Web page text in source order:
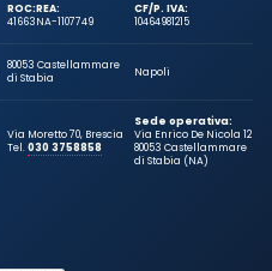
ROC:
41663
REA:
NA-1107749
CF/P. IVA:
10464981215
80053 Castellammare
di Stabia
Napoli
Via Moretto 70, Brescia
Tel.030 3758858
Sede operativa:
Via Enrico De Nicola 12
80053 Castellammare
di Stabia (NA)